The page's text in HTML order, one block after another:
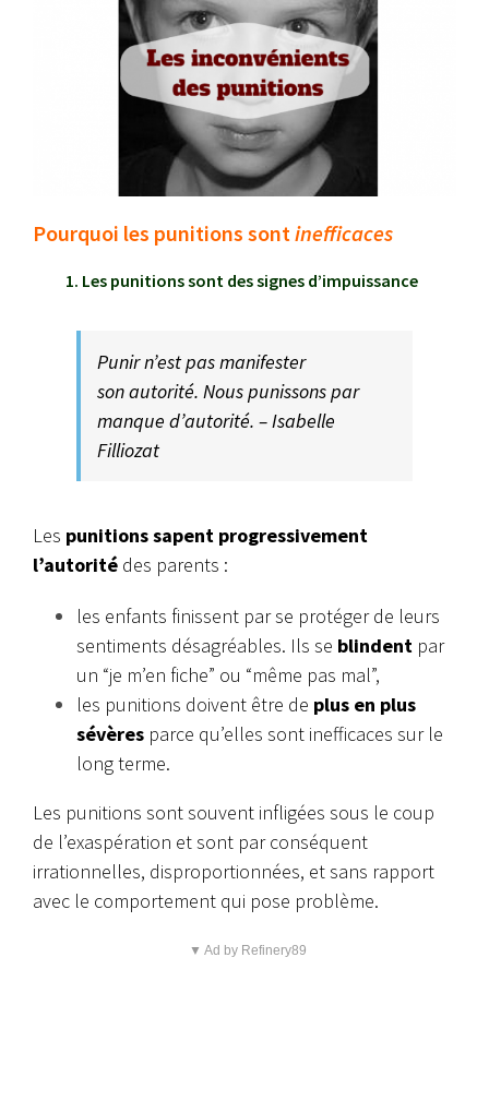
Pourquoi les punitions sontinefficaces
1. Les punitions sont des signes d’impuissance
Punir n’est pas manifester
son autorité. Nous punissons par
manque d’autorité. – Isabelle
Filliozat
Les punitions sapent progressivement
l’autorité des parents :
les enfants finissent par se protéger de leurs
sentiments désagréables. Ils se blindent par
un “je m’en fiche” ou “même pas mal”,
les punitions doivent être de plus en plus
sévères parce qu’elles sont inefficaces sur le
long terme.
Les punitions sont souvent infligées sous le coup
de l’exaspération et sont par conséquent
irrationnelles, disproportionnées, et sans rapport
avec le comportement qui pose problème.
▼ Ad by Refinery89